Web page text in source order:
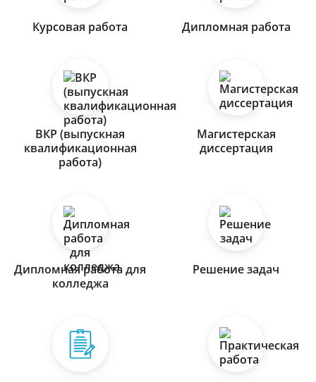
Курсовая работа Дипломная работа
ВКР (выпускная
квалификационная
работа)
Магистерская
диссертация
Дипломная работа для
колледжа
Решение задач